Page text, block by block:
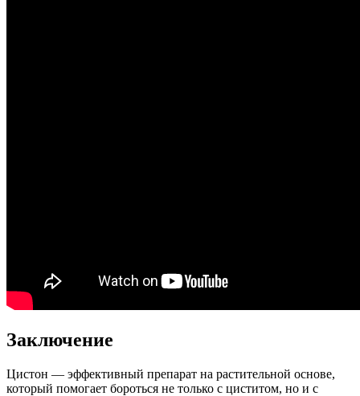
Заключение
Цистон — эффективный препарат на растительной основе,
который помогает бороться не только с циститом, но и с